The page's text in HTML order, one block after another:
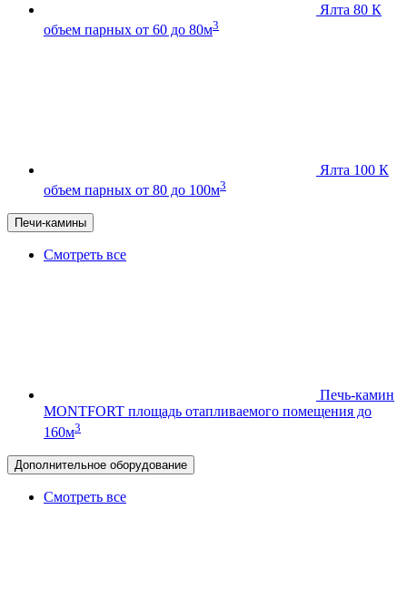
Ялта 80 К
объем парных от 60 до 80м3
Ялта 100 К
объем парных от 80 до 100м3
Печи-камины
Смотреть все
Печь-камин
MONTFORT площадь отапливаемого помещения до
160м3
Дополнительное оборудование
Смотреть все